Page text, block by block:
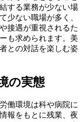
する業務が少ない場
少ない職場が多く、
接遇が重視されるた
も求められます。美
との対話を楽しむ姿
の実態
働環境は科や病院に
報をもとに残業、夜